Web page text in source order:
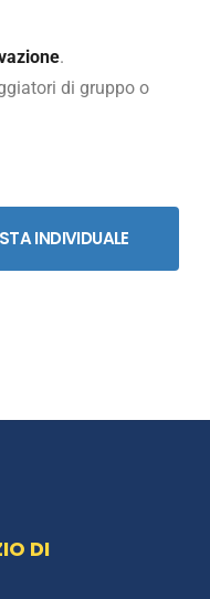
.
di gruppo o
INDIVIDUALE
DI